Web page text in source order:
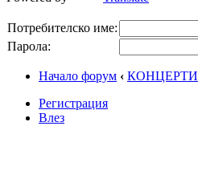
Потребителско име:
Парола:
Начало форум ‹ КОНЦЕРТИ
Регистрация
Влез